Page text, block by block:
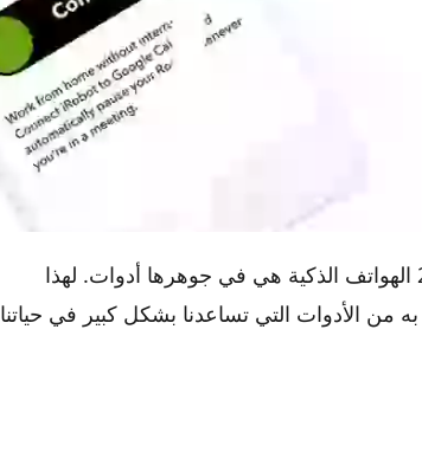
في العالم 2022
ادوات الاندرويد الاكثر استخداما في العالم 2022 الهواتف الذكية هي في جوهرها أدوات. لهذا
من الأدوات التي تساعدنا بشكل كبير في حياتنا